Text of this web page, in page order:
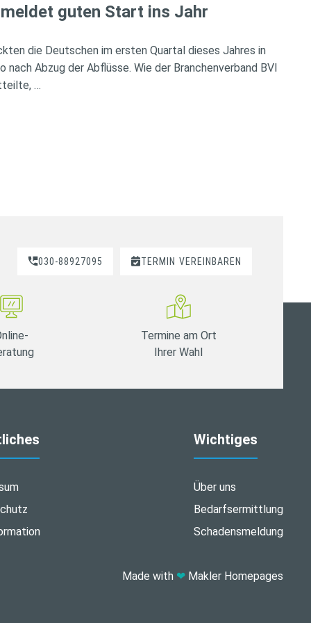
guten Start ins Jahr
die Deutschen im ersten Quartal dieses Jahres in
nach Abzug der Abflüsse. Wie der Branchenverband BVI
…
030-88927095 TERMIN VEREINBAREN
Termine am Ort
Ihrer Wahl
Wichtiges
Über uns
Bedarfsermittlung
Schadensmeldung
Made with ❤Makler Homepages